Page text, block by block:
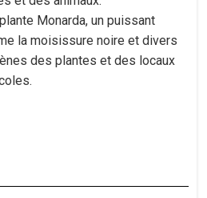
Monarda, un puissant
la moisissure noire et divers
des plantes et des locaux